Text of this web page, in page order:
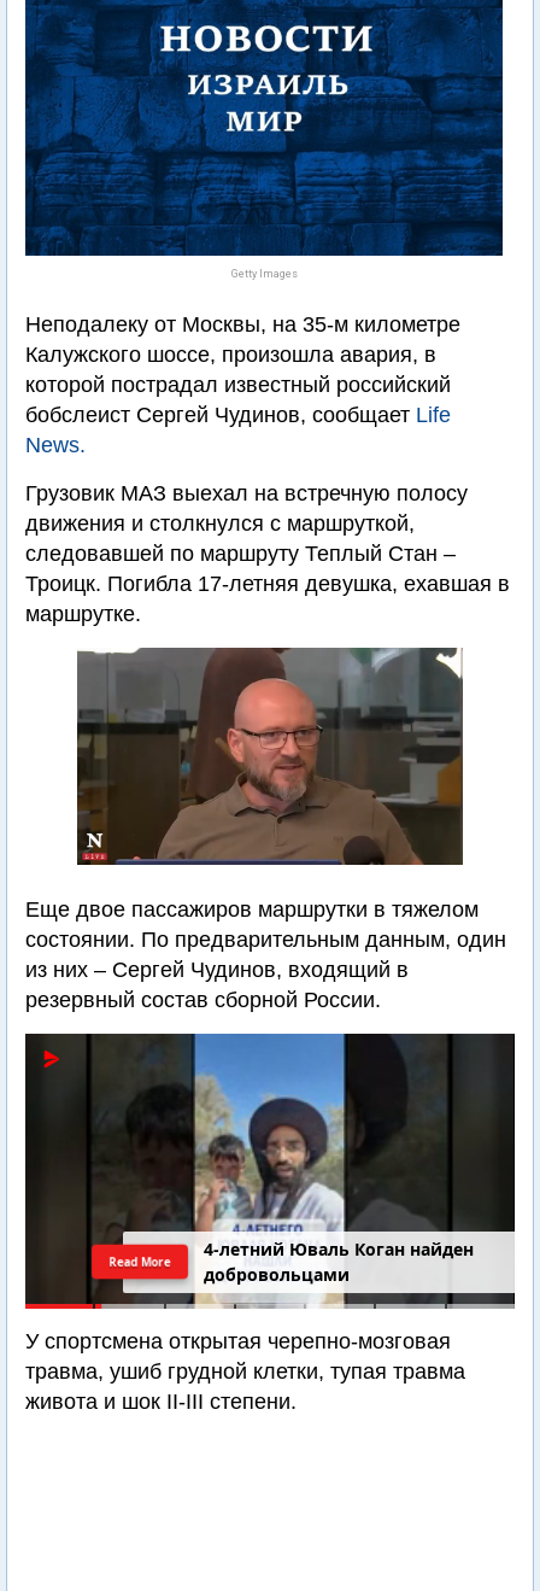
Getty Images
Неподалеку от Москвы, на 35-м километре
Калужского шоссе, произошла авария, в
которой пострадал известный российский
бобслеист Сергей Чудинов, сообщает Life
News.
Грузовик МАЗ выехал на встречную полосу
движения и столкнулся с маршруткой,
следовавшей по маршруту Теплый Стан –
Троицк. Погибла 17-летняя девушка, ехавшая в
маршрутке.
Еще двое пассажиров маршрутки в тяжелом
состоянии. По предварительным данным, один
из них – Сергей Чудинов, входящий в
резервный состав сборной России.
4-летний Юваль Коган найден
добровольцами
Read More
У спортсмена открытая черепно-мозговая
травма, ушиб грудной клетки, тупая травма
живота и шок II-III степени.